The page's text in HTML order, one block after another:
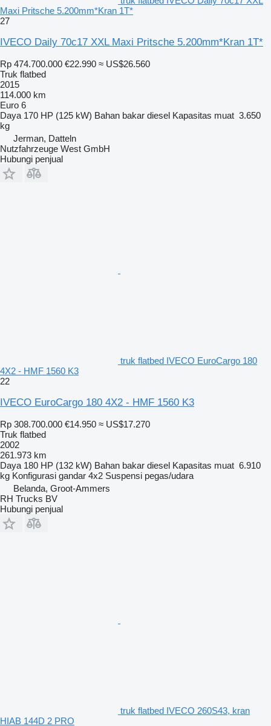
Maxi Pritsche 5.200mm*Kran 1T*
27
IVECO Daily 70c17 XXL Maxi Pritsche 5.200mm*Kran 1T*
Rp 474.700.000 €22.990 ≈ US$26.560
Truk flatbed
2015
114.000 km
Euro 6
Daya 170 HP (125 kW) Bahan bakar diesel Kapasitas muat 3.650
kg
Jerman, Datteln
Nutzfahrzeuge West GmbH
Hubungi penjual
truk flatbed IVECO EuroCargo 180
4X2 - HMF 1560 K3
22
IVECO EuroCargo 180 4X2 - HMF 1560 K3
Rp 308.700.000 €14.950 ≈ US$17.270
Truk flatbed
2002
261.973 km
Daya 180 HP (132 kW) Bahan bakar diesel Kapasitas muat 6.910
kg Konfigurasi gandar 4x2 Suspensi pegas/udara
Belanda, Groot-Ammers
RH Trucks BV
Hubungi penjual
truk flatbed IVECO 260S43, kran
HIAB 144D 2 PRO